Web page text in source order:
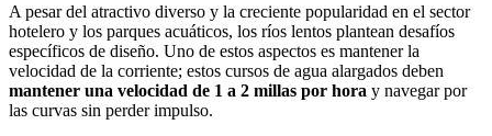
A pesar del atractivo diverso y la creciente popularidad en el sector
hotelero y los parques acuáticos, los ríos lentos plantean desafíos
específicos de diseño. Uno de estos aspectos es mantener la
velocidad de la corriente; estos cursos de agua alargados deben
mantener una velocidad de 1 a 2 millas por hora y navegar por
las curvas sin perder impulso.